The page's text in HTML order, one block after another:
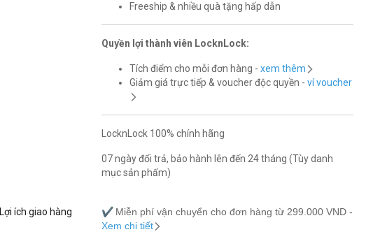
Freeship & nhiều quà tặng hấp dẫn
Quyền lợi thành viên LocknLock:
Tích điểm cho mỗi đơn hàng - xem thêm
Giảm giá trực tiếp & voucher độc quyền - ví voucher
LocknLock 100% chính hãng
07 ngày đổi trả, bảo hành lên đến 24 tháng (Tùy danh
mục sản phẩm)
Lợi ích giao hàng ✔️ Miễn phí vận chuyển cho đơn hàng từ 299.000 VND -
Xem chi tiết